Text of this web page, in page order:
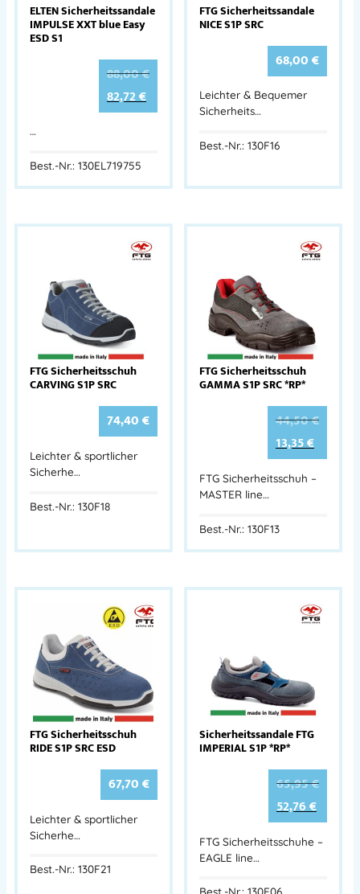
ELTEN Sicherheitssandale
IMPULSE XXT blue Easy
ESD S1
88,00€
82,72€
…
Best.-Nr.: 130EL719755
FTG Sicherheitssandale
NICE S1P SRC
68,00€
Leichter & Bequemer
Sicherheits…
Best.-Nr.: 130F16
FTG Sicherheitsschuh
CARVING S1P SRC
74,40€
Leichter & sportlicher
Sicherhe…
Best.-Nr.: 130F18
FTG Sicherheitsschuh
GAMMA S1P SRC *RP*
44,50€
13,35€
FTG Sicherheitsschuh –
MASTER line…
Best.-Nr.: 130F13
FTG Sicherheitsschuh
RIDE S1P SRC ESD
67,70€
Leichter & sportlicher
Sicherhe…
Best.-Nr.: 130F21
Sicherheitssandale FTG
IMPERIAL S1P *RP*
65,95€
52,76€
FTG Sicherheitsschuhe –
EAGLE line…